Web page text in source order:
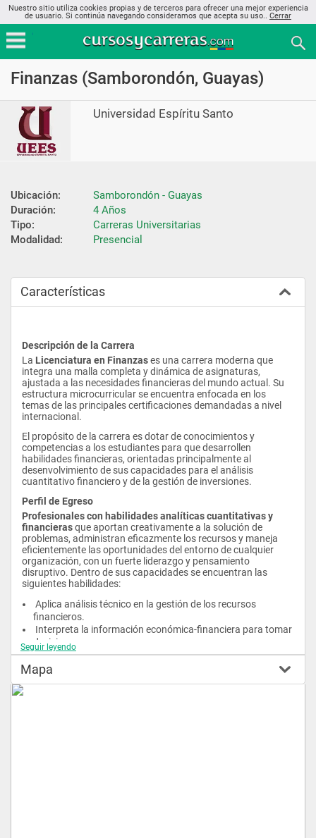
Nuestro sitio utiliza cookies propias y de terceros para ofrecer una mejor experiencia
de usuario. Si continúa navegando consideramos que acepta su uso.. Cerrar
Finanzas (Samborondón, Guayas)
Universidad Espíritu Santo
Ubicación:
Samborondón - Guayas
Duración:
4 Años
Tipo:
Carreras Universitarias
Modalidad:
Presencial
Características
Descripción de la Carrera
La Licenciatura en Finanzas es una carrera moderna que
integra una malla completa y dinámica de asignaturas,
ajustada a las necesidades financieras del mundo actual. Su
estructura microcurricular se encuentra enfocada en los
temas de las principales certificaciones demandadas a nivel
internacional.
El propósito de la carrera es dotar de conocimientos y
competencias a los estudiantes para que desarrollen
habilidades financieras, orientadas principalmente al
desenvolvimiento de sus capacidades para el análisis
cuantitativo financiero y de la gestión de inversiones.
Perfil de Egreso
Profesionales con habilidades analíticas cuantitativas y
financieras que aportan creativamente a la solución de
problemas, administran eficazmente los recursos y maneja
eficientemente las oportunidades del entorno de cualquier
organización, con un fuerte liderazgo y pensamiento
disruptivo. Dentro de sus capacidades se encuentran las
siguientes habilidades:
financieros.
decisiones.
Manejo de las buenas prácticas empresariales y
financieras.
Planifica, coordina y desarrolla la gestión financiera.
Seguir leyendo
Mapa